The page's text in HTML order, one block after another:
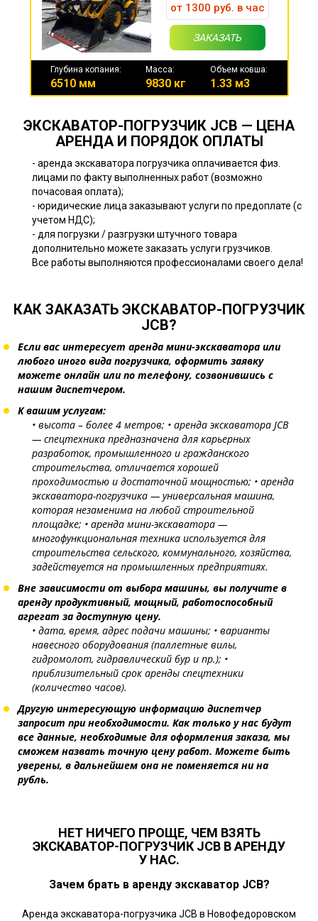
от 1300 руб. в час
ЗАКАЗАТЬ
Глубина копания:
6510 мм
Масса:
9830 кг
Объем ковша:
1.33 м3
ЭКСКАВАТОР-ПОГРУЗЧИК JCB — ЦЕНА
АРЕНДА И ПОРЯДОК ОПЛАТЫ
- аренда экскаватора погрузчика оплачивается физ.
лицами по факту выполненных работ (возможно
почасовая оплата);
- юридические лица заказывают услуги по предоплате (с
учетом НДС);
- для погрузки / разгрузки штучного товара
дополнительно можете заказать услуги грузчиков.
Все работы выполняются профессионалами своего дела!
КАК ЗАКАЗАТЬ ЭКСКАВАТОР-ПОГРУЗЧИК
JCB?
Если вас интересует аренда мини-экскаватора или
любого иного вида погрузчика, оформить заявку
можете онлайн или по телефону, созвонившись с
нашим диспетчером.
К вашим услугам:
• высота – более 4 метров; • аренда экскаватора JCB
— спецтехника предназначена для карьерных
разработок, промышленного и гражданского
строительства, отличается хорошей
проходимостью и достаточной мощностью; • аренда
экскаватора-погрузчика — универсальная машина,
которая незаменима на любой строительной
площадке; • аренда мини-экскаватора —
многофункциональная техника используется для
строительства сельского, коммунального, хозяйства,
задействуется на промышленных предприятиях.
Вне зависимости от выбора машины, вы получите в
аренду продуктивный, мощный, работоспособный
агрегат за доступную цену.
• дата, время, адрес подачи машины; • варианты
навесного оборудования (паллетные вилы,
гидромолот, гидравлический бур и пр.); •
приблизительный срок аренды спецтехники
(количество часов).
Другую интересующую информацию диспетчер
запросит при необходимости. Как только у нас будут
все данные, необходимые для оформления заказа, мы
сможем назвать точную цену работ. Можете быть
уверены, в дальнейшем она не поменяется ни на
рубль.
НЕТ НИЧЕГО ПРОЩЕ, ЧЕМ ВЗЯТЬ
ЭКСКАВАТОР-ПОГРУЗЧИК JCB В АРЕНДУ
У НАС.
Зачем брать в аренду экскаватор JCB?
Аренда экскаватора-погрузчика JCB в Новофедоровском